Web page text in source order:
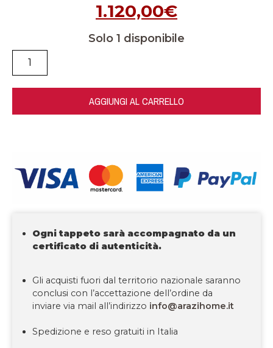
1.120,00€
Solo 1 disponibile
AGGIUNGI AL CARRELLO
Ogni tappeto sarà accompagnato da un
certificato di autenticità.
Gli acquisti fuori dal territorio nazionale saranno
conclusi con l’accettazione dell’ordine da
inviare via mail all’indirizzo info@arazihome.it
Spedizione e reso gratuiti in Italia